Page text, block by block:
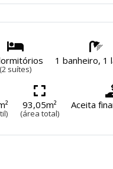
(2 suítes)
1 banheiro, 1
93,05m²
(área total)
Aceita